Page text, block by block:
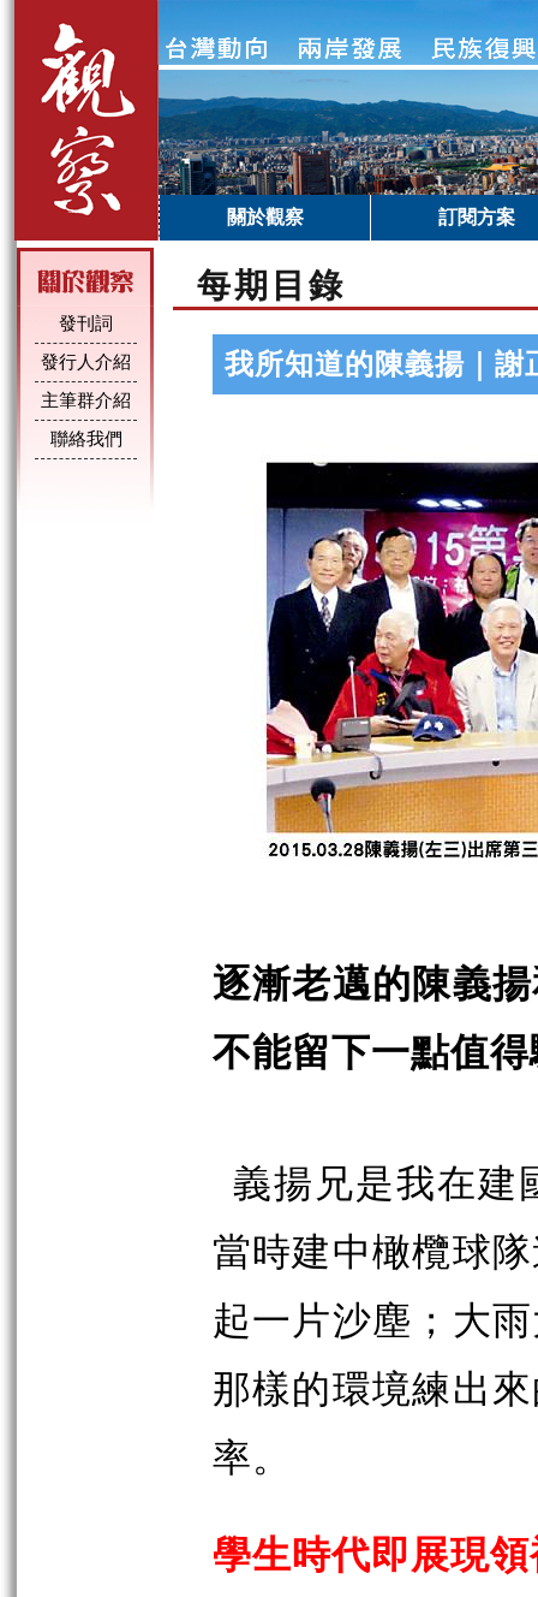
關於觀察 訂閱方案
發刊詞
發行人介紹
主筆群介紹
聯絡我們
每期目錄
我所知道的陳義揚｜謝
逐漸老邁的陳義
不能留下一點值
義揚兄是我在建
當時建中橄欖球
起一片沙塵；大
那樣的環境練出
率。
學生時代即展現